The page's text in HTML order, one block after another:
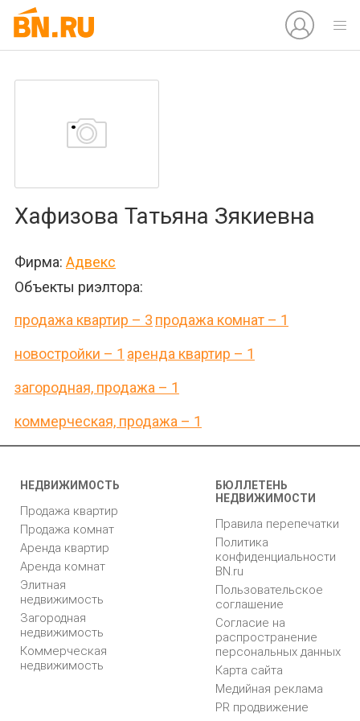
Хафизова Татьяна Зякиевна
Фирма: Адвекс
Объекты риэлтора:
продажа квартир – 3 продажа комнат – 1
новостройки – 1 аренда квартир – 1
загородная, продажа – 1
коммерческая, продажа – 1
НЕДВИЖИМОСТЬ
Продажа квартир
Продажа комнат
Аренда квартир
Аренда комнат
Элитная
недвижимость
Загородная
недвижимость
Коммерческая
недвижимость
БЮЛЛЕТЕНЬ
НЕДВИЖИМОСТИ
Правила перепечатки
Политика
конфиденциальности
BN.ru
Пользовательское
соглашение
Согласие на
распространение
персональных данных
Карта сайта
Медийная реклама
PR продвижение